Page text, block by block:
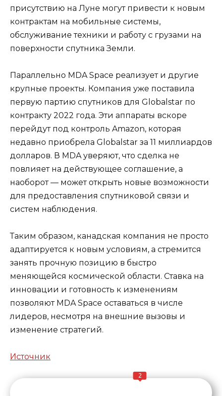
присутствию на Луне могут привести к новым
контрактам на мобильные системы,
обслуживание техники и работу с грузами на
поверхности спутника Земли.
Параллельно MDA Space реализует и другие
крупные проекты. Компания уже поставила
первую партию спутников для Globalstar по
контракту 2022 года. Эти аппараты вскоре
перейдут под контроль Amazon, которая
недавно приобрела Globalstar за 11 миллиардов
долларов. В MDA уверяют, что сделка не
повлияет на действующее соглашение, а
наоборот — может открыть новые возможности
для предоставления спутниковой связи и
систем наблюдения.
Таким образом, канадская компания не просто
адаптируется к новым условиям, а стремится
занять прочную позицию в быстро
меняющейся космической области. Ставка на
инновации и готовность к изменениям
позволяют MDA Space оставаться в числе
лидеров, несмотря на внешние вызовы и
изменение стратегий.
Источник
2